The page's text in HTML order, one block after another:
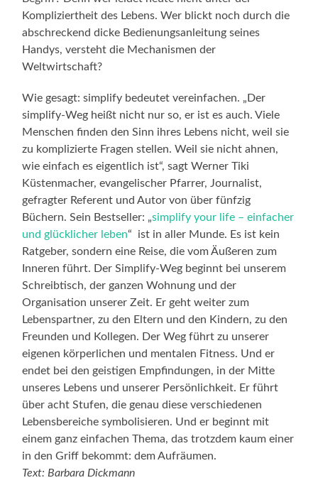
Kompliziertheit des Lebens. Wer blickt noch durch die
abschreckend dicke Bedienungsanleitung seines
Handys, versteht die Mechanismen der
Weltwirtschaft?
Wie gesagt: simplify bedeutet vereinfachen. „Der
simplify-Weg heißt nicht nur so, er ist es auch. Viele
Menschen finden den Sinn ihres Lebens nicht, weil sie
zu komplizierte Fragen stellen. Weil sie nicht ahnen,
wie einfach es eigentlich ist“, sagt Werner Tiki
Küstenmacher, evangelischer Pfarrer, Journalist,
gefragter Referent und Autor von über fünfzig
Büchern. Sein Bestseller: „simplify your life – einfacher
und glücklicher leben“ ist in aller Munde. Es ist kein
Ratgeber, sondern eine Reise, die vom Äußeren zum
Inneren führt. Der Simplify-Weg beginnt bei unserem
Schreibtisch, der ganzen Wohnung und der
Organisation unserer Zeit. Er geht weiter zum
Lebenspartner, zu den Eltern und den Kindern, zu den
Freunden und Kollegen. Der Weg führt zu unserer
eigenen körperlichen und mentalen Fitness. Und er
endet bei den geistigen Empfindungen, in der Mitte
unseres Lebens und unserer Persönlichkeit. Er führt
über acht Stufen, die genau diese verschiedenen
Lebensbereiche symbolisieren. Und er beginnt mit
einem ganz einfachen Thema, das trotzdem kaum einer
in den Griff bekommt: dem Aufräumen.
Text: Barbara Dickmann